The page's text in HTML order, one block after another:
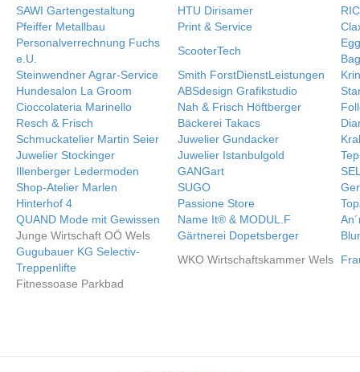
SAWI Gartengestaltung
HTU Dirisamer
Pfeiffer Metallbau
Print & Service
Personalverrechnung Fuchs
e.U.
ScooterTech
Steinwendner Agrar-Service
Smith ForstDienstLeistungen
Hundesalon La Groom
ABSdesign Grafikstudio
Cioccolateria Marinello
Nah & Frisch Höftberger
Resch & Frisch
Bäckerei Takacs
Schmuckatelier Martin Seier
Juwelier Gundacker
Juwelier Stockinger
Juwelier Istanbulgold
Illenberger Ledermoden
GANGart
Shop-Atelier Marlen
SUGO
Hinterhof 4
Passione Store
QUAND Mode mit Gewissen
Name It® & MODUL.F
Junge Wirtschaft OÖ Wels
Gärtnerei Dopetsberger
Gugubauer KG Selectiv-
Treppenlifte
WKO Wirtschaftskammer Wels
Fitnessoase Parkbad